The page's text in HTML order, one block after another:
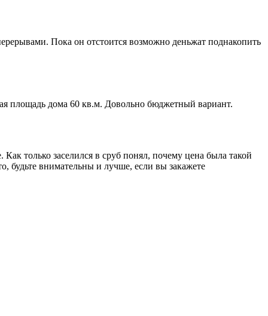
Пока он отстоится возможно деньжат поднакопить
площадь дома 60 кв.м. Довольно бюджетный вариант.
только заселился в сруб понял, почему цена была такой
будьте внимательны и лучше, если вы закажете